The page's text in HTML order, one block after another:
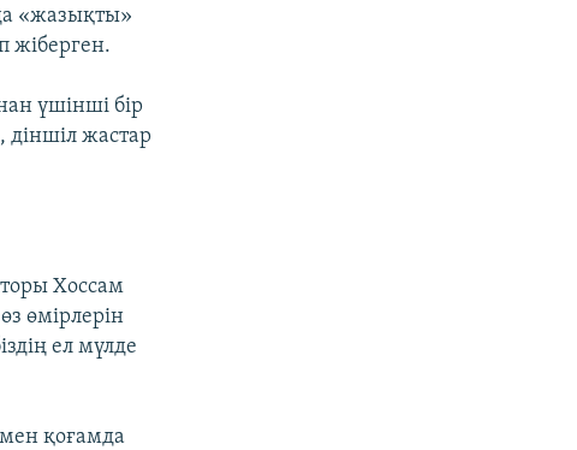
«жазықты»
жіберген.
үшінші бір
діншіл жастар
Хоссам
өмірлерін
ел мүлде
қоғамда